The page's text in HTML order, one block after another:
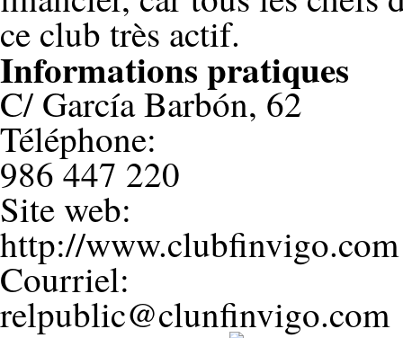
ce club très actif.
Informations pratiques
C/ García Barbón, 62
Téléphone:
986 447 220
Site web:
http://www.clubfinvigo.com
Courriel:
relpublic@clunfinvigo.com